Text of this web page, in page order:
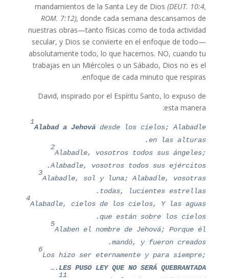
mandamientos de la Santa Ley de Dios(DEUT. 10:4,
ROM. 7:12), donde cada semana descansamos de
nuestras obras—tanto físicas como de toda actividad
secular, y Dios se convierte en el enfoque de todo—
absolutamente todo, lo que hacemos. NO, cuando tu
trabajas en un Miércoles o un Sábado, Dios no es el
enfoque de cada minuto que respiras.
David, inspirado por el Espíritu Santo, lo expuso de
esta manera:
1
Alabad a Jehová desde los cielos; Alabadle
en las alturas.
2
Alabadle, vosotros todos sus ángeles;
Alabadle, vosotros todos sus ejércitos.
3
Alabadle, sol y luna; Alabadle, vosotras
todas, lucientes estrellas.
4
Alabadle, cielos de los cielos, Y las aguas
que están sobre los cielos.
5
Alaben el nombre de Jehová; Porque él
mandó, y fueron creados.
6
Los hizo ser eternamente y para siempre;
LES PUSO LEY QUE NO SERÁ QUEBRANTADA.
…
11